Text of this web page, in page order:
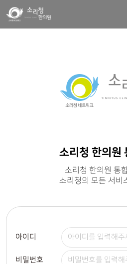
소리청 한의원
소리청 한의원 통
소리청의 모든 서비
아이디
비밀번호